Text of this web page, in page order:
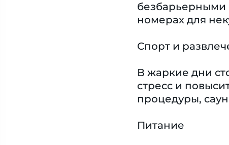
номерах для
Спорт и
В жаркие дни
стресс и
процедуры,
Питание